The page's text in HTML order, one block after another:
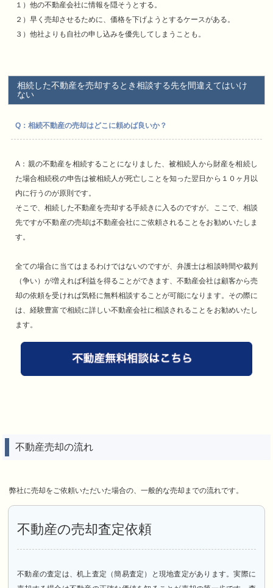
１）他の不動産会社に情報を隠そうとする。
２）早く売却させるために、価格を下げようとするケースがある。
３）他社よりも自社の申し込みを優先してしまうことも。
相続した不動産を売却するとき相談する先を間違えてはいけ
ない
Q：相続不動産の売却はどこに頼めば良いか？
A：親の不動産を相続することになりました、被相続人から財産を相続し
た場合相続税の申告は被相続人が死亡しことを知った翌日から１０ヶ月以
内に行うのが原則です。
そこで、相続した不動産を売却する手続きに入るのですが。ここで、相談
先ですが不動産の売却は不動産会社にご依頼されることをお勧めいたしま
す。
全ての場合に当てはまるわけではないのですが、弁護士は相談時間や裁判
（争い）が増えれば利益を得ることができます、不動産会社は顧客から売
却の依頼を受ければ気軽に無料相談することが可能になります。その際に
は、経験豊富で相続に詳しい不動産会社に相談されることをお勧めいたし
ます。
不動産売却の流れ
弊社に売却をご依頼いただいた場合の、一般的な売却までの流れです。
不動産の売却査定依頼
不動産の査定は、机上査定（簡易査定）と現地査定があります。実際に